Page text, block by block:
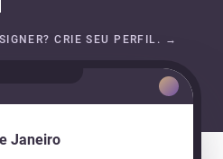
CRIE SEU PERFIL. →
Janeiro